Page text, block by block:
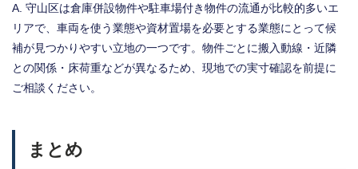
A. 守山区は倉庫併設物件や駐車場付き物件の流通が比較的多いエ
リアで、車両を使う業態や資材置場を必要とする業態にとって候
補が見つかりやすい立地の一つです。物件ごとに搬入動線・近隣
との関係・床荷重などが異なるため、現地での実寸確認を前提に
ご相談ください。
まとめ